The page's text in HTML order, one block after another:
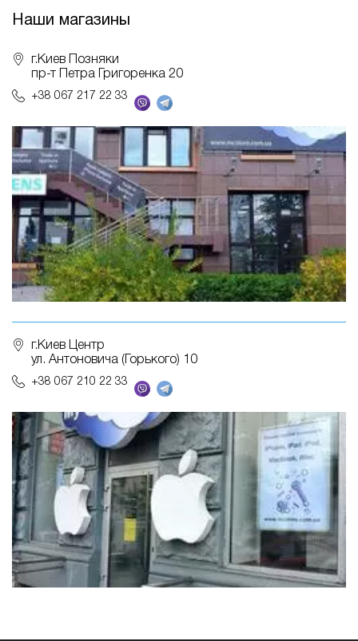
Наши магазины
г.Киев Позняки
пр-т Петра Григоренка 20
+38 067 217 22 33
г.Киев Центр
ул. Антоновича (Горького) 10
+38 067 210 22 33